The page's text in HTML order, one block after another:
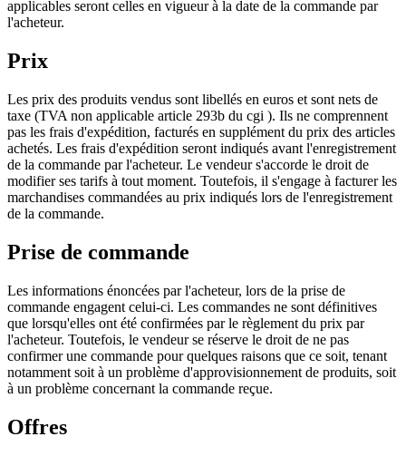
applicables seront celles en vigueur à la date de la commande par
l'acheteur.
Prix
Les prix des produits vendus sont libellés en euros et sont nets de
taxe (TVA non applicable article 293b du cgi ). Ils ne comprennent
pas les frais d'expédition, facturés en supplément du prix des articles
achetés. Les frais d'expédition seront indiqués avant l'enregistrement
de la commande par l'acheteur. Le vendeur s'accorde le droit de
modifier ses tarifs à tout moment. Toutefois, il s'engage à facturer les
marchandises commandées au prix indiqués lors de l'enregistrement
de la commande.
Prise de commande
Les informations énoncées par l'acheteur, lors de la prise de
commande engagent celui-ci. Les commandes ne sont définitives
que lorsqu'elles ont été confirmées par le règlement du prix par
l'acheteur. Toutefois, le vendeur se réserve le droit de ne pas
confirmer une commande pour quelques raisons que ce soit, tenant
notamment soit à un problème d'approvisionnement de produits, soit
à un problème concernant la commande reçue.
Offres